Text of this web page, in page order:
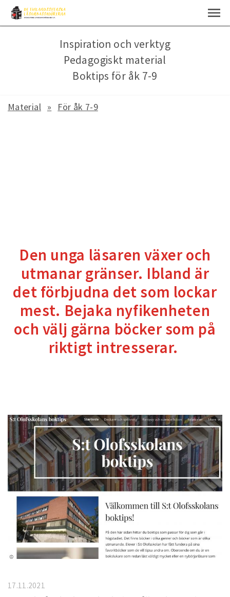
Material För åk 7-9
Inspiration och verktyg
Pedagogiskt material
Boktips för åk 7-9
Den unga läsaren växer och
utmanar gränser. Ibland är
det förbjudna det som lockar
mest. Bejaka nyfikenheten
och välj gärna böcker som på
riktigt intresserar.
17.11.2021